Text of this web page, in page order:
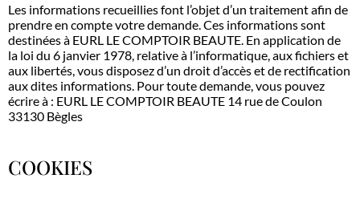
Les informations recueillies font l’objet d’un traitement afin de
prendre en compte votre demande. Ces informations sont
destinées à EURL LE COMPTOIR BEAUTE. En application de
la loi du 6 janvier 1978, relative à l’informatique, aux fichiers et
aux libertés, vous disposez d’un droit d’accès et de rectification
aux dites informations. Pour toute demande, vous pouvez
écrire à : EURL LE COMPTOIR BEAUTE 14 rue de Coulon
33130 Bègles
COOKIES